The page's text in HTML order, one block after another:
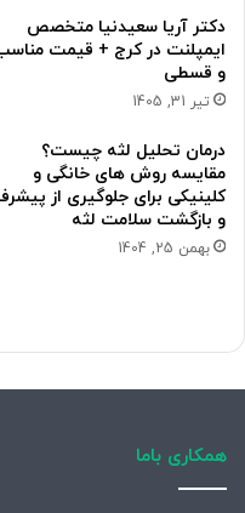
دکتر آریا سعیدنیا متخصص
ایمپلنت در کرج + قیمت
و قسطی
تیر 31, 1405
درمان تحلیل لثه چیست؟
مقایسه روش های خانگی و
کلینیکی برای جلوگیری از
و بازگشت سلامت لثه
بهمن 25, 1404
همکاری باما